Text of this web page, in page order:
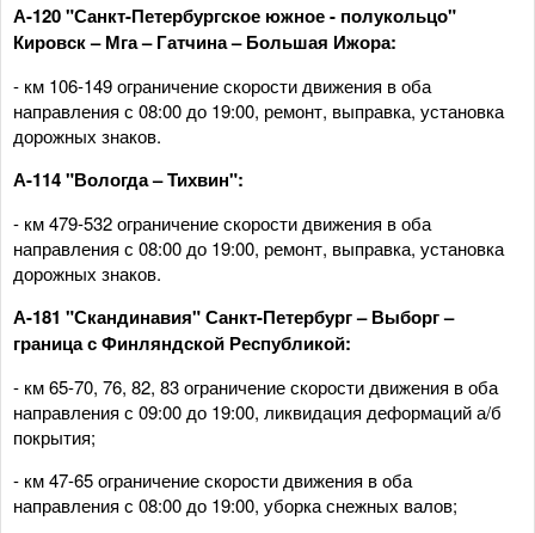
А-120 "Санкт-Петербургское южное - полукольцо"
Кировск – Мга – Гатчина – Большая Ижора:
- км 106-149 ограничение скорости движения в оба
направления с 08:00 до 19:00, ремонт, выправка, установка
дорожных знаков.
А-114 "Вологда – Тихвин":
- км 479-532 ограничение скорости движения в оба
направления с 08:00 до 19:00, ремонт, выправка, установка
дорожных знаков.
А-181 "Скандинавия" Санкт-Петербург – Выборг –
граница с Финляндской Республикой:
- км 65-70, 76, 82, 83 ограничение скорости движения в оба
направления с 09:00 до 19:00, ликвидация деформаций а/б
покрытия;
- км 47-65 ограничение скорости движения в оба
направления с 08:00 до 19:00, уборка снежных валов;